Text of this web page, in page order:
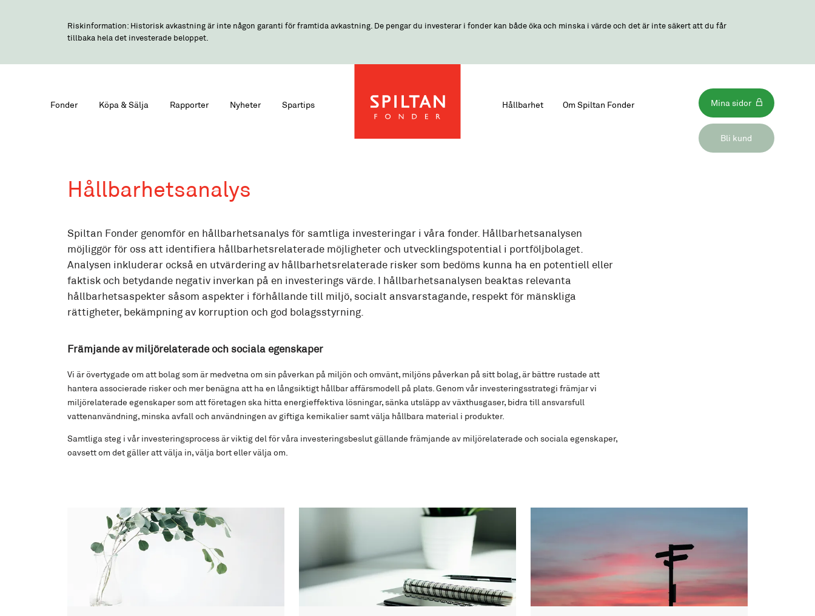
Riskinformation: Historisk avkastning är inte någon garanti för framtida avkastning. De pengar du investerar i fonder kan både öka och minska i värde och det är inte säkert att du får
tillbaka hela det investerade beloppet.
Bli kund
Mina sidor
Fonder Köpa & Sälja Rapporter Nyheter Spartips Om Spiltan Fonder
Hållbarhet
Hållbarhetsanalys
Spiltan Fonder genomför en hållbarhetsanalys för samtliga investeringar i våra fonder. Hållbarhetsanalysen
möjliggör för oss att identifiera hållbarhetsrelaterade möjligheter och utvecklingspotential i portföljbolaget.
Analysen inkluderar också en utvärdering av hållbarhetsrelaterade risker som bedöms kunna ha en potentiell eller
faktisk och betydande negativ inverkan på en investerings värde. I hållbarhetsanalysen beaktas relevanta
hållbarhetsaspekter såsom aspekter i förhållande till miljö, socialt ansvarstagande, respekt för mänskliga
rättigheter, bekämpning av korruption och god bolagsstyrning.
Främjande av miljörelaterade och sociala egenskaper
Vi är övertygade om att bolag som är medvetna om sin påverkan på miljön och omvänt, miljöns påverkan på sitt bolag, är bättre rustade att
hantera associerade risker och mer benägna att ha en långsiktigt hållbar affärsmodell på plats. Genom vår investeringsstrategi främjar vi
miljörelaterade egenskaper som att företagen ska hitta energieffektiva lösningar, sänka utsläpp av växthusgaser, bidra till ansvarsfull
vattenanvändning, minska avfall och användningen av giftiga kemikalier samt välja hållbara material i produkter.
Samtliga steg i vår investeringsprocess är viktig del för våra investeringsbeslut gällande främjande av miljörelaterade och sociala egenskaper,
oavsett om det gäller att välja in, välja bort eller välja om.